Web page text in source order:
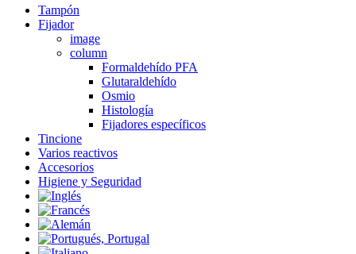
Tampón
Fijador
image
column
Formaldehído PFA
Glutaraldehído
Osmio
Histología
Fijadores específicos
Tincione
Varios reactivos
Accesorios
Higiene y Seguridad